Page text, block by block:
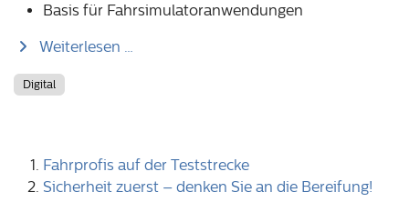
Basis für Fahrsimulatoranwendungen
Weiterlesen …
Digital
Fahrprofis auf der Teststrecke
Sicherheit zuerst – denken Sie an die Bereifung!